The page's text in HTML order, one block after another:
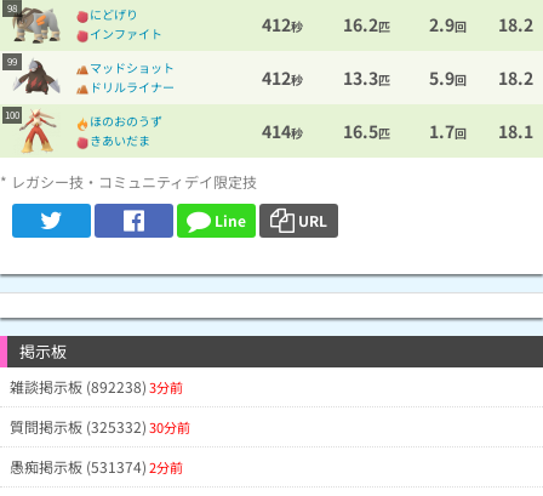
98
にどげり
インファイト
412秒 16.2匹 2.9回 18.2
99
マッドショット
ドリルライナー
412秒 13.3匹 5.9回 18.2
100
ほのおのうず
きあいだま
414秒 16.5匹 1.7回 18.1
* レガシー技・コミュニティデイ限定技
Line
URL
掲示板
雑談掲示板 (892238)3分前
質問掲示板 (325332)30分前
愚痴掲示板 (531374)2分前